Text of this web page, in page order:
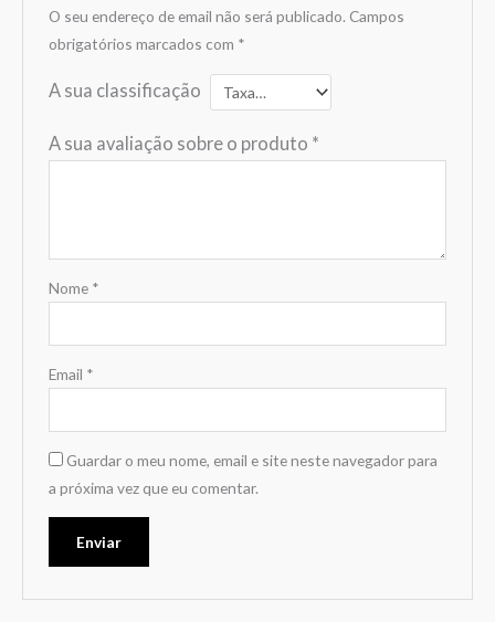
O seu endereço de email não será publicado. Campos
obrigatórios marcados com *
A sua classificação
A sua avaliação sobre o produto *
Nome *
Email *
Guardar o meu nome, email e site neste navegador para
a próxima vez que eu comentar.